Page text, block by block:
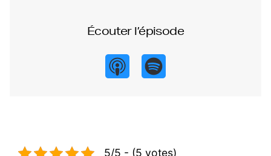
Écouter l’épisode
5/5 - (5 votes)